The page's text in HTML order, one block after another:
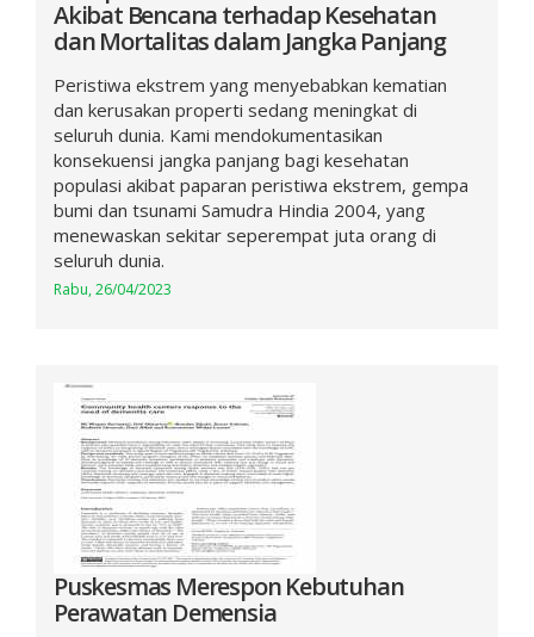
Akibat Bencana terhadap Kesehatan
dan Mortalitas dalam Jangka Panjang
Peristiwa ekstrem yang menyebabkan kematian
dan kerusakan properti sedang meningkat di
seluruh dunia. Kami mendokumentasikan
konsekuensi jangka panjang bagi kesehatan
populasi akibat paparan peristiwa ekstrem, gempa
bumi dan tsunami Samudra Hindia 2004, yang
menewaskan sekitar seperempat juta orang di
seluruh dunia.
Rabu, 26/04/2023
Puskesmas Merespon Kebutuhan
Perawatan Demensia